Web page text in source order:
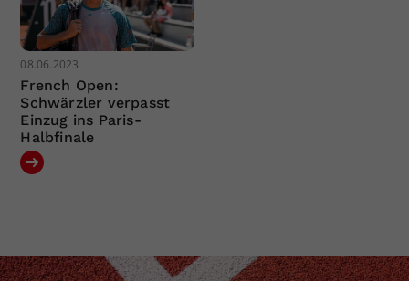
08.06.2023
French Open:
Schwärzler verpasst
Einzug ins Paris-
Halbfinale